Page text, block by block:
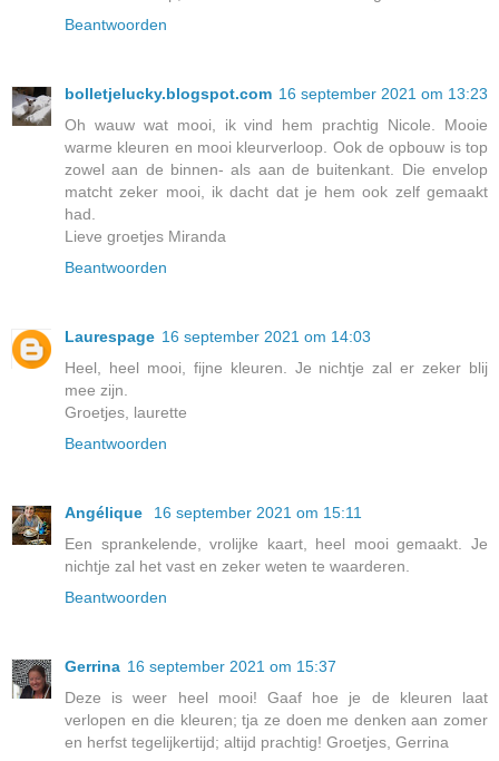
Beantwoorden
bolletjelucky.blogspot.com 16 september 2021 om 13:23
Oh wauw wat mooi, ik vind hem prachtig Nicole. Mooie
warme kleuren en mooi kleurverloop. Ook de opbouw is top
zowel aan de binnen- als aan de buitenkant. Die envelop
matcht zeker mooi, ik dacht dat je hem ook zelf gemaakt
had.
Lieve groetjes Miranda
Beantwoorden
Laurespage 16 september 2021 om 14:03
Heel, heel mooi, fijne kleuren. Je nichtje zal er zeker blij
mee zijn.
Groetjes, laurette
Beantwoorden
Angélique
16 september 2021 om 15:11
Een sprankelende, vrolijke kaart, heel mooi gemaakt. Je
nichtje zal het vast en zeker weten te waarderen.
Beantwoorden
Gerrina 16 september 2021 om 15:37
Deze is weer heel mooi! Gaaf hoe je de kleuren laat
verlopen en die kleuren; tja ze doen me denken aan zomer
en herfst tegelijkertijd; altijd prachtig! Groetjes, Gerrina